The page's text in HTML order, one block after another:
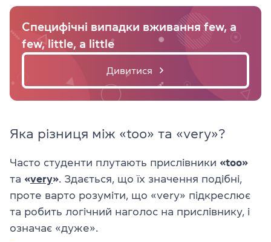
Специфічні випадки вживання few, a
few, little, a little
Дивитися
Яка різниця між «too» та «very»?
Часто студенти плутають прислівники «too»
та «very» . Здається, що їх значення подібні,
проте варто розуміти, що «very» підкреслює
та робить логічний наголос на прислівнику, і
означає «дуже».